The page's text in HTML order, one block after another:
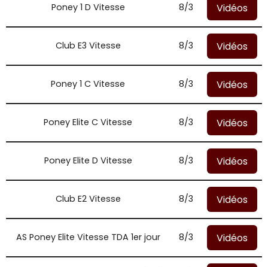
Poney 1 D Vitesse 8/3 Vidéos
Club E3 Vitesse 8/3 Vidéos
Poney 1 C Vitesse 8/3 Vidéos
Poney Elite C Vitesse 8/3 Vidéos
Poney Elite D Vitesse 8/3 Vidéos
Club E2 Vitesse 8/3 Vidéos
AS Poney Elite Vitesse TDA 1er jour 8/3 Vidéos